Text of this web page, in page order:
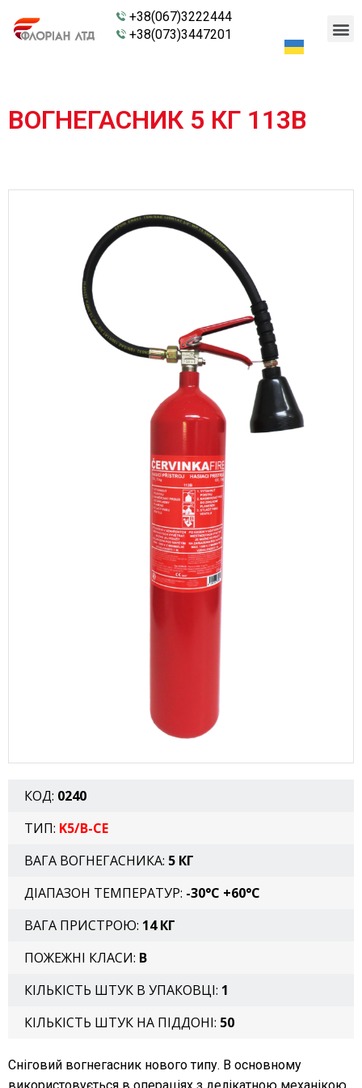
+38(067)3222444
+38(073)3447201
ВОГНЕГАСНИК 5 КГ 113B
КОД: 0240
ТИП: K5/B-CE
ВАГА ВОГНЕГАСНИКА: 5 КГ
ДІАПАЗОН ТЕМПЕРАТУР: -30°C +60°C
ВАГА ПРИСТРОЮ: 14 КГ
ПОЖЕЖНІ КЛАСИ: В
КІЛЬКІСТЬ ШТУК В УПАКОВЦІ: 1
КІЛЬКІСТЬ ШТУК НА ПІДДОНІ: 50
Сніговий вогнегасник нового типу. В основному
використовується в операціях з делікатною механікою,